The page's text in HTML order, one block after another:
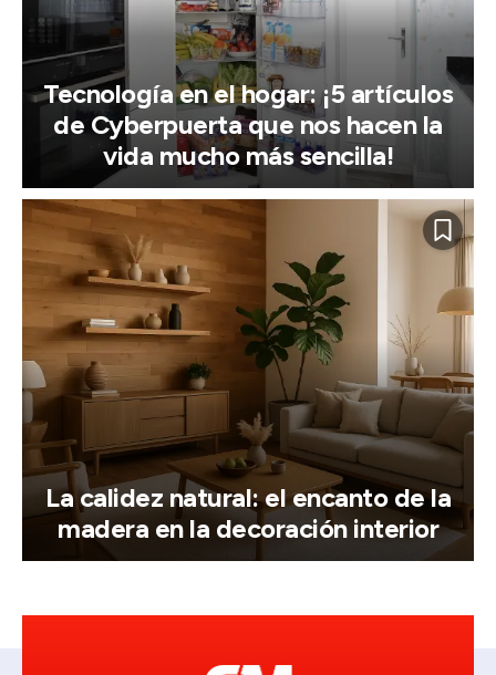
Tecnología en el hogar: ¡5 artículos
de Cyberpuerta que nos hacen la
vida mucho más sencilla!
La calidez natural: el encanto de la
madera en la decoración interior